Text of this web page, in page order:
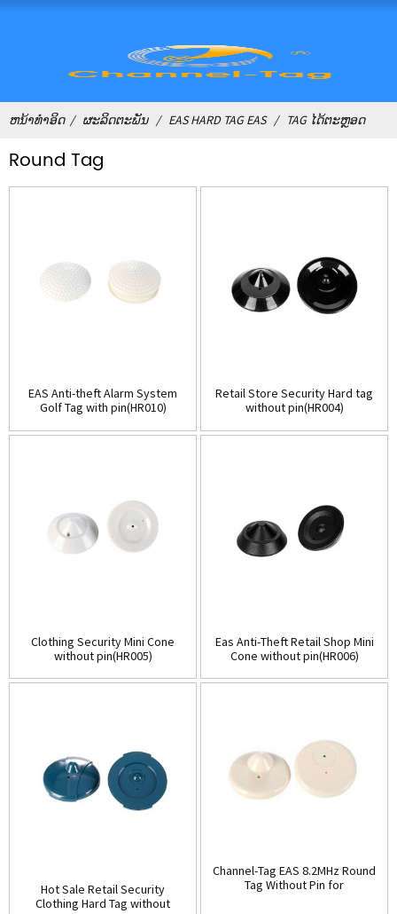
ຫນ້າທໍາອິດ ຜະລິດຕະພັນ EAS HARD TAG EAS TAG ໄດ້ຕະຫຼອດ
Round Tag
EAS Anti-theft Alarm System
Golf Tag with pin(HR010)
Retail Store Security Hard tag
without pin(HR004)
Clothing Security Mini Cone
without pin(HR005)
Eas Anti-Theft Retail Shop Mini
Cone without pin(HR006)
Hot Sale Retail Security
Clothing Hard Tag without
Channel-Tag EAS 8.2MHz Round
Tag Without Pin for